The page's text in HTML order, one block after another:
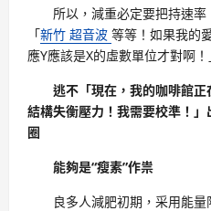
所以，減重必定要把持速
「新竹 超音波 等等！如果我的
應Y應該是X的虛數單位才對啊！
逃不「現在，我的咖啡館
結構失衡壓力！我需要校準！」
圈
能夠是“瘦素”作祟
良多人減肥初期，采用能